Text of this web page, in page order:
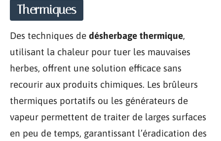
Thermiques
Des techniques de désherbage thermique,
utilisant la chaleur pour tuer les mauvaises
herbes, offrent une solution efficace sans
recourir aux produits chimiques. Les brûleurs
thermiques portatifs ou les générateurs de
vapeur permettent de traiter de larges surfaces
en peu de temps, garantissant l’éradication des